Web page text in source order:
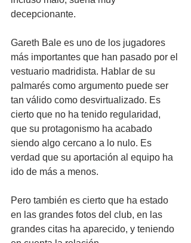
decepcionante.
Gareth Bale es uno de los jugadores
más importantes que han pasado por el
vestuario madridista. Hablar de su
palmarés como argumento puede ser
tan válido como desvirtualizado. Es
cierto que no ha tenido regularidad,
que su protagonismo ha acabado
siendo algo cercano a lo nulo. Es
verdad que su aportación al equipo ha
ido de más a menos.
Pero también es cierto que ha estado
en las grandes fotos del club, en las
grandes citas ha aparecido, y teniendo